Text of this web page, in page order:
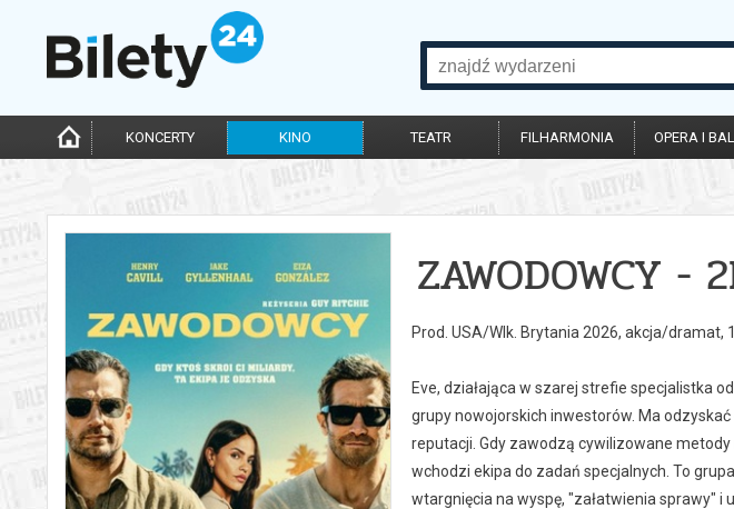
KONCERTY KINO TEATR FILHARMONIA OPERA I
ZAWODOWCY -
Prod. USA/Wlk. Brytania 2026, akcja/dramat,
Eve, działająca w szarej strefie specjalistka
grupy nowojorskich inwestorów. Ma
reputacji. Gdy zawodzą cywilizowane
wchodzi ekipa do zadań specjalnych. To
wtargnięcia na wyspę, "załatwienia sprawy"